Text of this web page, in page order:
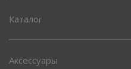
Каталог
Аксессуары